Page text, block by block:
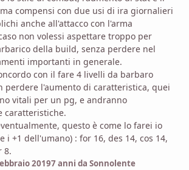
compensi con due usi di ira giornalieri
anche all'attacco con l'arma
non volessi aspettare troppo per
della build, senza perdere nel
importanti in generale.
con il fare 4 livelli da barbaro
perdere l'aumento di caratteristica, quei
vitali per un pg, e andranno
caratteristiche.
questo è come lo farei io
i +1 dell'umano) : for 16, des 14, cos 14,
8.
20197 anni da Sonnolente